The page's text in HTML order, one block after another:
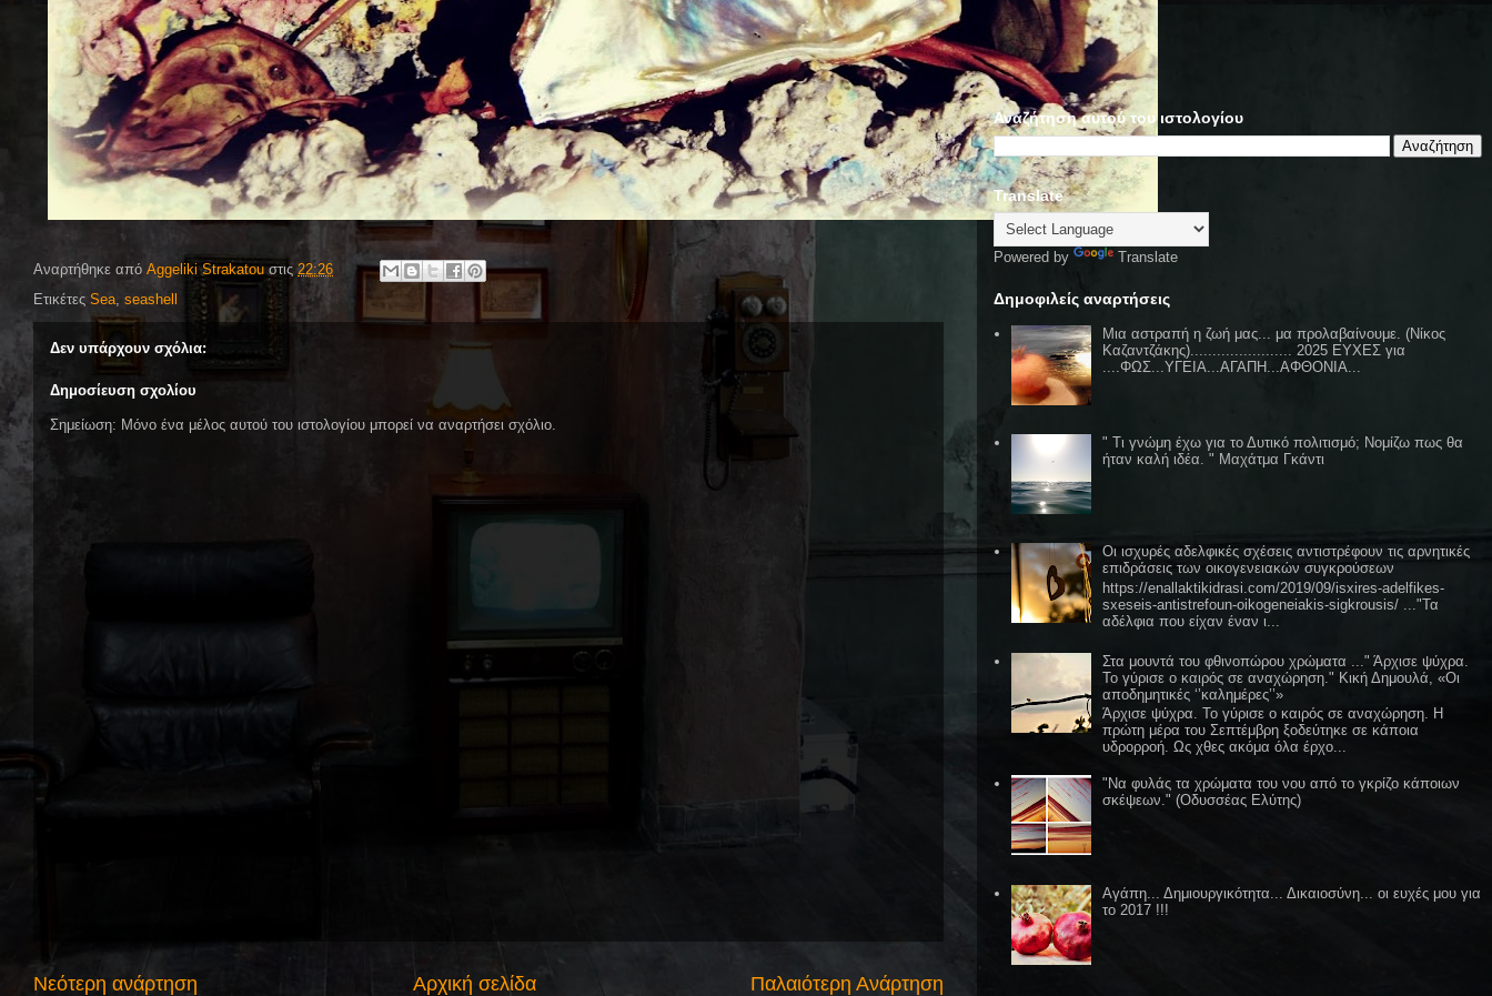
Αναρτήθηκε από Aggeliki Strakatou στις 22:26
Ετικέτες Sea, seashell
Δεν υπάρχουν σχόλια:
Δημοσίευση σχολίου
Σημείωση: Μόνο ένα μέλος αυτού του ιστολογίου μπορεί να αναρτήσει σχόλιο.
Νεότερη ανάρτηση Παλαιότερη Ανάρτηση
Αρχική σελίδα
Αναζήτηση αυτού του ιστολογίου
Translate
Powered by Translate
Δημοφιλείς αναρτήσεις
Μια αστραπή η ζωή μας... μα προλαβαίνουμε. (Νίκος
Καζαντζάκης)....................... 2025 ΕΥΧΕΣ για
....ΦΩΣ...ΥΓΕΙΑ...ΑΓΑΠΗ...ΑΦΘΟΝΙΑ...
" Τι γνώμη έχω για το Δυτικό πολιτισμό; Νομίζω πως θα
ήταν καλή ιδέα. " Μαχάτμα Γκάντι
Οι ισχυρές αδελφικές σχέσεις αντιστρέφουν τις αρνητικές
επιδράσεις των οικογενειακών συγκρούσεων
https://enallaktikidrasi.com/2019/09/isxires-adelfikes-
sxeseis-antistrefoun-oikogeneiakis-sigkrousis/ ..."Τα
αδέλφια που είχαν έναν ι...
Στα μουντά του φθινοπώρου χρώματα ..." Άρχισε ψύχρα.
Το γύρισε ο καιρός σε αναχώρηση." Κική Δημουλά, «Οι
αποδημητικές ‘’καλημέρες’’»
Άρχισε ψύχρα. Το γύρισε ο καιρός σε αναχώρηση. Η
πρώτη μέρα του Σεπτέμβρη ξοδεύτηκε σε κάποια
υδρορροή. Ως χθες ακόμα όλα έρχο...
"Να φυλάς τα χρώματα του νου από το γκρίζο κάποιων
σκέψεων." (Οδυσσέας Ελύτης)
Αγάπη... Δημιουργικότητα... Δικαιοσύνη... οι ευχές μου για
το 2017 !!!